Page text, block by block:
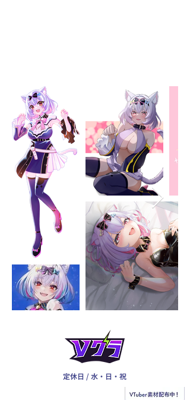
定休日 / 水・日・祝